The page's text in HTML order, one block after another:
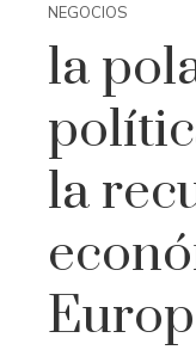
NEGOCIOS
la
la